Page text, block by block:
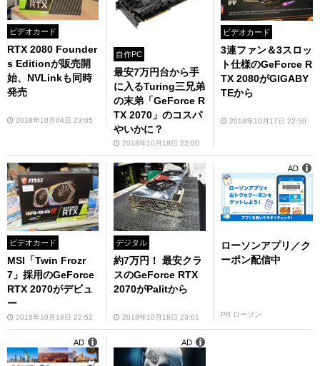
ビデオカード
RTX 2080 Founder
s Editionが販売開
始、NVLinkも同時
発売
2018年10月04日 23:05
自作PC
最安7万円台から手
に入るTuring三兄弟
の末弟「GeForce R
TX 2070」のコスパ
やいかに？
2018年10月18日 22:00
ビデオカード
3連ファン＆3スロッ
ト仕様のGeForce R
TX 2080がGIGABY
TEから
2018年10月17日 22:50
ビデオカード
MSI「Twin Frozr
7」採用のGeForce
RTX 2070がデビュ
ー
2018年10月18日 22:52
デジタル
約7万円！ 最安クラ
スのGeForce RTX
2070がPalitから
2018年10月18日 23:01
ローソンアプリ／ク
ーポン配信中
PR ローソン
AD
AD AD